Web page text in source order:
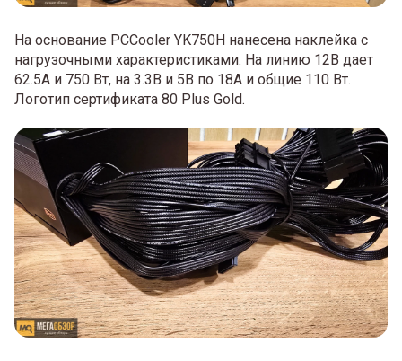
На основание PCCooler YK750H нанесена наклейка с
нагрузочными характеристиками. На линию 12В дает
62.5А и 750 Вт, на 3.3В и 5В по 18А и общие 110 Вт.
Логотип сертификата 80 Plus Gold.